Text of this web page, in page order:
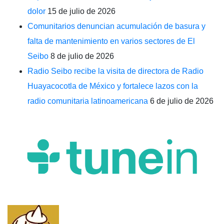
dolor 15 de julio de 2026
Comunitarios denuncian acumulación de basura y
falta de mantenimiento en varios sectores de El
Seibo 8 de julio de 2026
Radio Seibo recibe la visita de directora de Radio
Huayacocotla de México y fortalece lazos con la
radio comunitaria latinoamericana 6 de julio de 2026